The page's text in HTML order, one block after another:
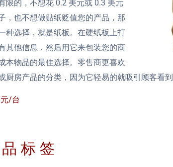
限的，不想花 0.2 美元或 0.3 美元
，也不想做贴纸贬值您的产品，那
种选择，就是纸板。在硬纸板上打
其他信息，然后用它来包装您的商
本物品的最佳选择。零售商更喜欢
厨房产品的分类，因为它轻易的就吸引顾客看到
/台
标 签